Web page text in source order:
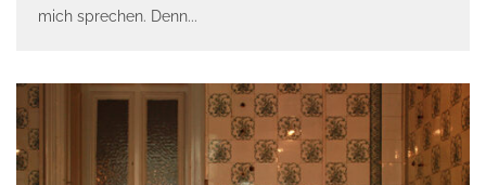
mich sprechen. Denn...